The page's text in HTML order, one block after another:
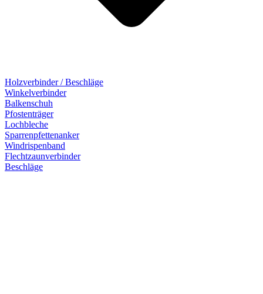
Holzverbinder / Beschläge
Winkelverbinder
Balkenschuh
Pfostenträger
Lochbleche
Sparrenpfettenanker
Windrispenband
Flechtzaunverbinder
Beschläge